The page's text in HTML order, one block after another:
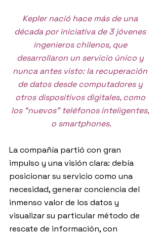
Kepler nació hace más de una
década por iniciativa de 3 jóvenes
ingenieros chilenos, que
desarrollaron un servicio único y
nunca antes visto: la recuperación
de datos desde computadores y
otros dispositivos digitales, como
los “nuevos” teléfonos inteligentes,
o smartphones.
La compañía partió con gran
impulso y una visión clara: debía
posicionar su servicio como una
necesidad, generar conciencia del
inmenso valor de los datos y
visualizar su particular método de
rescate de información, con